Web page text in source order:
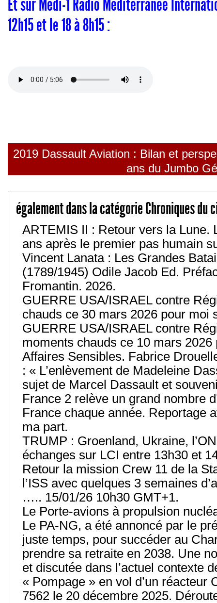
Et sur Medi-1 Radio Méditerranée
12h15 et le 18 à 8h15 :
2019 Dassault Aviation : Bilan et
ans du Jumbo
également dans la catégorie Chroniques du
ARTEMIS II : Retour vers la Lune.
ans après le premier pas humain
Vincent Lanata : Les Grandes
(1789/1945) Odile Jacob Ed.
Fromantin. 2026.
GUERRE USA/ISRAEL contre
chauds ce 30 mars 2026 pour moi
GUERRE USA/ISRAEL contre
moments chauds ce 10 mars
Affaires Sensibles. Fabrice
: « L’enlèvement de Madeleine
sujet de Marcel Dassault et
France 2 relève un grand nombre
France chaque année. Reportage
ma part.
TRUMP : Groenland, Ukraine,
échanges sur LCI entre 13h30 et
Retour la mission Crew 11 de la
l’ISS avec quelques 3 semaines
….. 15/01/26 10h30 GMT+1.
Le Porte-avions à propulsion
Le PA-NG, a été annoncé par le
juste temps, pour succéder au
prendre sa retraite en 2038. Une
et discutée dans l’actuel contexte
« Pompage » en vol d’un réacteur
7562 le 20 décembre 2025.